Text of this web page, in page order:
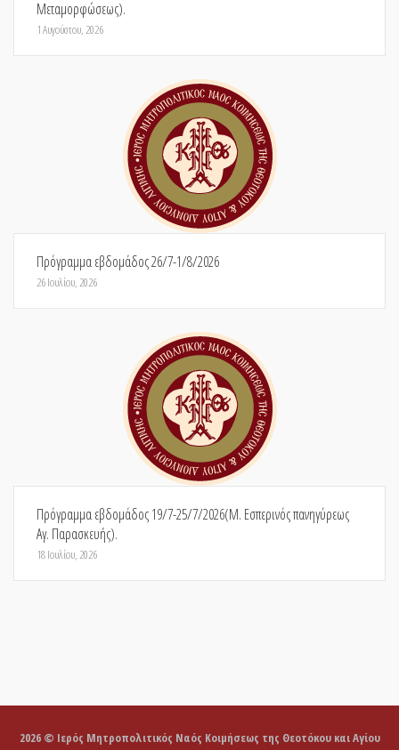
Μεταμορφώσεως).
1 Αυγούστου, 2026
Πρόγραμμα εβδομάδος 26/7-1/8/2026
26 Ιουλίου, 2026
Πρόγραμμα εβδομάδος 19/7-25/7/2026(Μ. Εσπερινός πανηγύρεως
Αγ. Παρασκευής).
18 Ιουλίου, 2026
2026 © Ιερός Μητροπολιτικός Ναός Κοιμήσεως της Θεοτόκου και Αγίου